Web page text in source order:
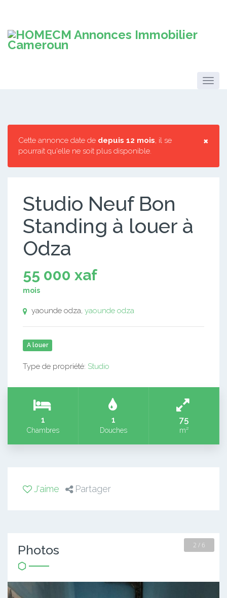
×
Cette annonce date de depuis 12 mois, il se
pourrait qu'elle ne soit plus disponible.
Studio Neuf Bon
Standing à louer à
Odza
55 000 xaf
mois
yaounde odza, yaounde odza
A louer
Type de propriété: Studio
1
Chambres
1
Douches
75
m²
J'aime Partager
Photos 2 / 6